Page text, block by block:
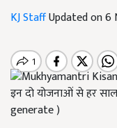
KJ StaffUpdated on 6
इन दो योजनाओं से हर
generate )